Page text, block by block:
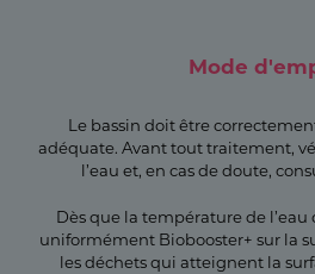
Mode
Le bassin doit être
adéquate. Avant tout traitement,
l’eau et, en cas de doute,
Dès que la température de l’eau
uniformément Biobooster+ sur la
les déchets qui atteignent la